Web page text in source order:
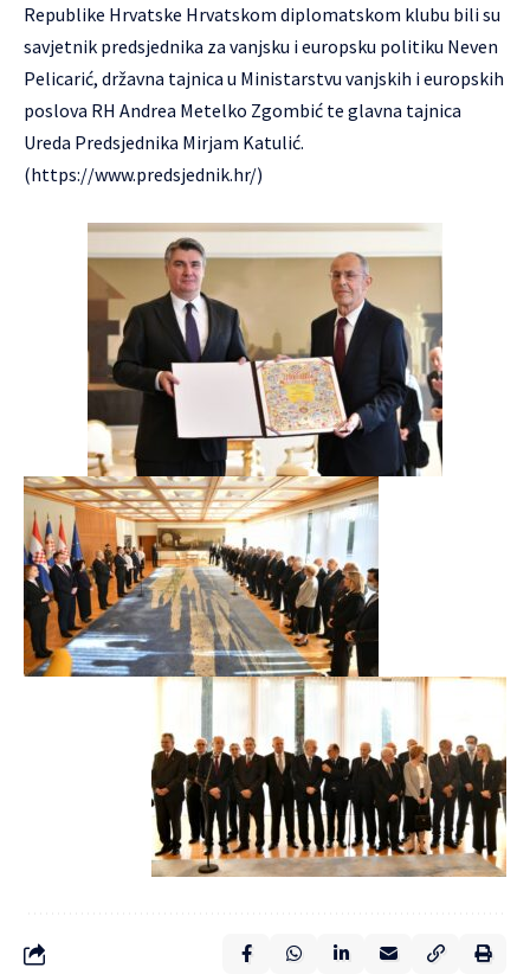
Republike Hrvatske Hrvatskom diplomatskom klubu bili su
savjetnik predsjednika za vanjsku i europsku politiku Neven
Pelicarić, državna tajnica u Ministarstvu vanjskih i europskih
poslova RH Andrea Metelko Zgombić te glavna tajnica
Ureda Predsjednika Mirjam Katulić.
(https://www.predsjednik.hr/)